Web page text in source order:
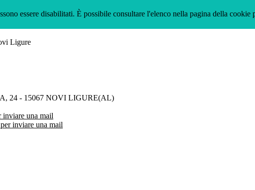
essere disabilitati. È possibile consultare l'elenco nella pagina della cookie
Ligure
24 - 15067 NOVI LIGURE(AL)
inviare una mail
inviare una mail